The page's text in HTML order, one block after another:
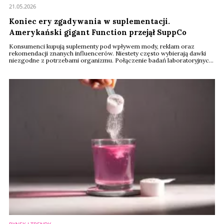
Koniec ery zgadywania w suplementacji.
Amerykański gigant Function przejął SuppCo
Konsumenci kupują suplementy pod wpływem mody, reklam oraz
rekomendacji znanych influencerów. Niestety często wybierają dawki
niezgodne z potrzebami organizmu. Połączenie badań laboratoryjnych
21.05.2026